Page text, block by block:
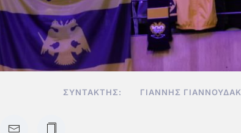
ΣΥΝΤΆΚΤΗΣ: ΓΙΆΝΝΗΣ